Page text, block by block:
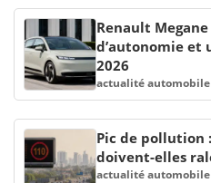
Renault
d’autonomie et
2026
actualité automobile
Pic de pollution
doivent-elles
actualité automobile